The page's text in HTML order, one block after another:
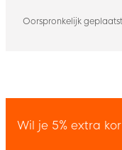
Oorspronkelijk
Wil je 5% extra